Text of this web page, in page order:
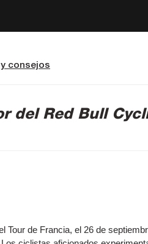
consejos
del Red Bull
Tour de Francia, el 26 de